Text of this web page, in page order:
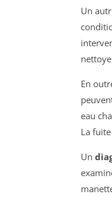
Un
En
eau
La
Un